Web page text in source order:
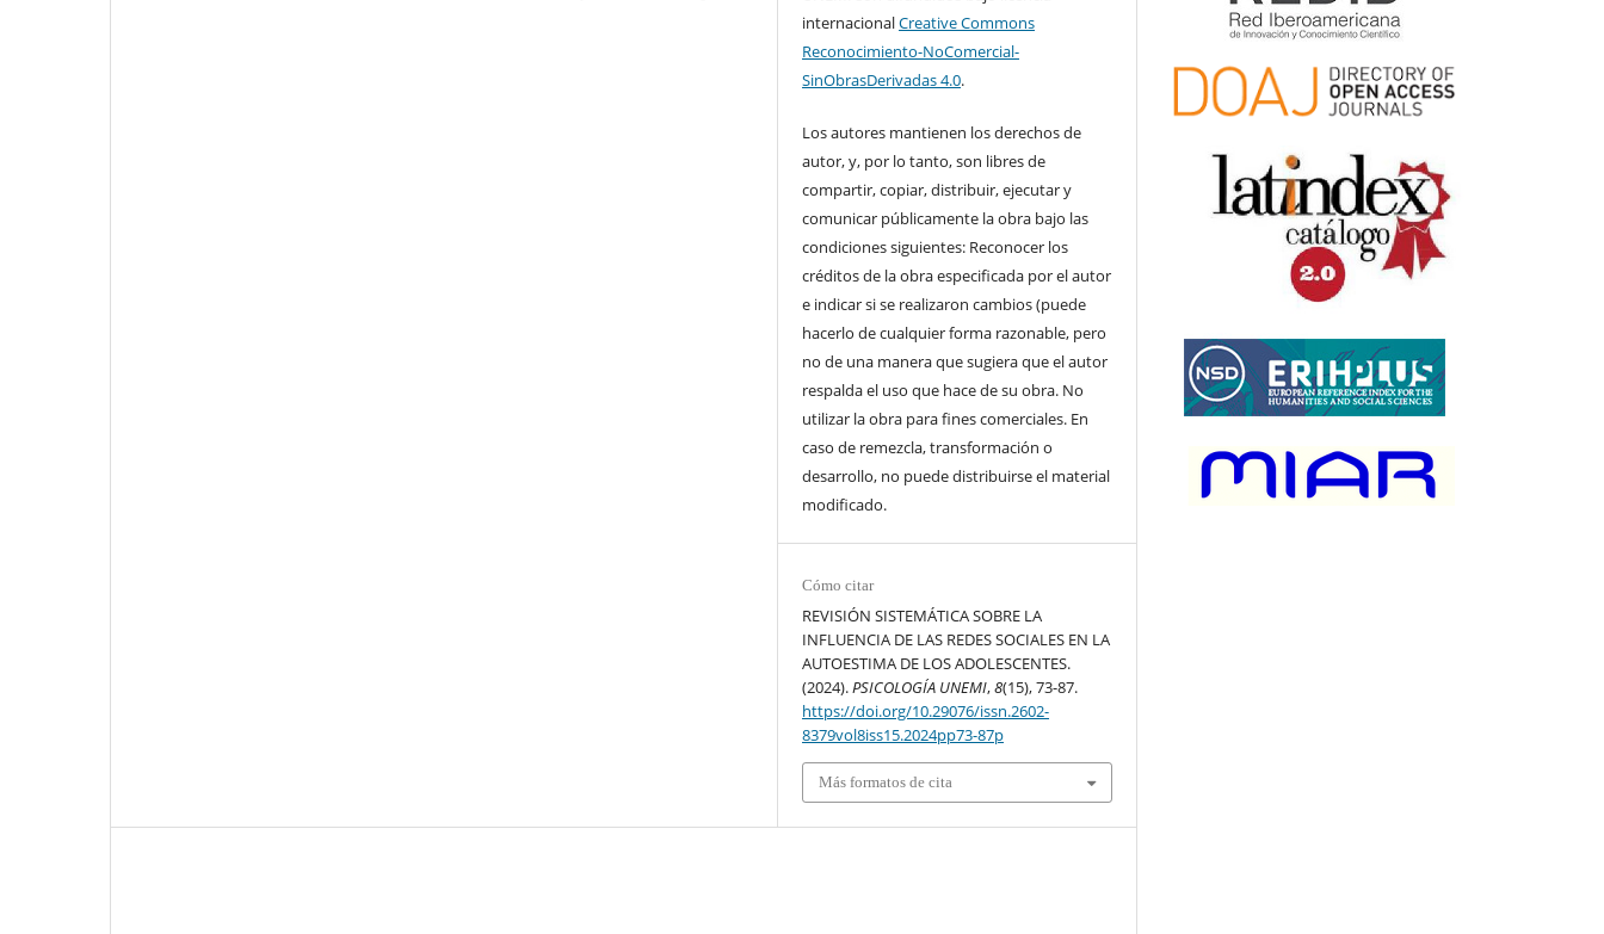
internacionalCreative Commons
Reconocimiento-NoComercial-
SinObrasDerivadas 4.0.
Los autores mantienen los derechos de
autor, y, por lo tanto, son libres de
compartir, copiar, distribuir, ejecutar y
comunicar públicamente la obra bajo las
condiciones siguientes: Reconocer los
créditos de la obra especificada por el autor
e indicar si se realizaron cambios (puede
hacerlo de cualquier forma razonable, pero
no de una manera que sugiera que el autor
respalda el uso que hace de su obra. No
utilizar la obra para fines comerciales. En
caso de remezcla, transformación o
desarrollo, no puede distribuirse el material
modificado.
Cómo citar
REVISIÓN SISTEMÁTICA SOBRE LA
INFLUENCIA DE LAS REDES SOCIALES EN LA
AUTOESTIMA DE LOS ADOLESCENTES.
(2024).PSICOLOGÍA UNEMI,8(15), 73-87.
https://doi.org/10.29076/issn.2602-
8379vol8iss15.2024pp73-87p
Más formatos de cita